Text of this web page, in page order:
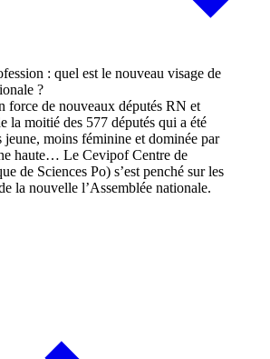
force de nouveaux députés RN et
la moitié des 577 députés qui a été
jeune, moins féminine et dominée par
haute… Le Cevipof Centre de
de Sciences Po) s’est penché sur les
la nouvelle l’Assemblée nationale.